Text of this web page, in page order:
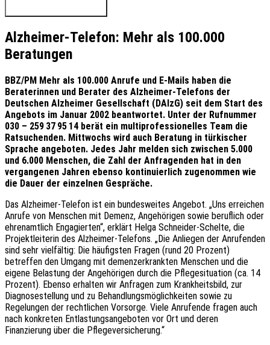
Alzheimer-Telefon: Mehr als 100.000
Beratungen
BBZ/PM Mehr als 100.000 Anrufe und E-Mails haben die
Beraterinnen und Berater des Alzheimer-Telefons der
Deutschen Alzheimer Gesellschaft (DAlzG) seit dem Start des
Angebots im Januar 2002 beantwortet. Unter der Rufnummer
030 – 259 37 95 14 berät ein multiprofessionelles Team die
Ratsuchenden. Mittwochs wird auch Beratung in türkischer
Sprache angeboten. Jedes Jahr melden sich zwischen 5.000
und 6.000 Menschen, die Zahl der Anfragenden hat in den
vergangenen Jahren ebenso kontinuierlich zugenommen wie
die Dauer der einzelnen Gespräche.
Das Alzheimer-Telefon ist ein bundesweites Angebot. „Uns erreichen
Anrufe von Menschen mit Demenz, Angehörigen sowie beruflich oder
ehrenamtlich Engagierten“, erklärt Helga Schneider-Schelte, die
Projektleiterin des Alzheimer-Telefons. „Die Anliegen der Anrufenden
sind sehr vielfältig: Die häufigsten Fragen (rund 20 Prozent)
betreffen den Umgang mit demenzerkrankten Menschen und die
eigene Belastung der Angehörigen durch die Pflegesituation (ca. 14
Prozent). Ebenso erhalten wir Anfragen zum Krankheitsbild, zur
Diagnosestellung und zu Behandlungsmöglichkeiten sowie zu
Regelungen der rechtlichen Vorsorge. Viele Anrufende fragen auch
nach konkreten Entlastungsangeboten vor Ort und deren
Finanzierung über die Pflegeversicherung.“